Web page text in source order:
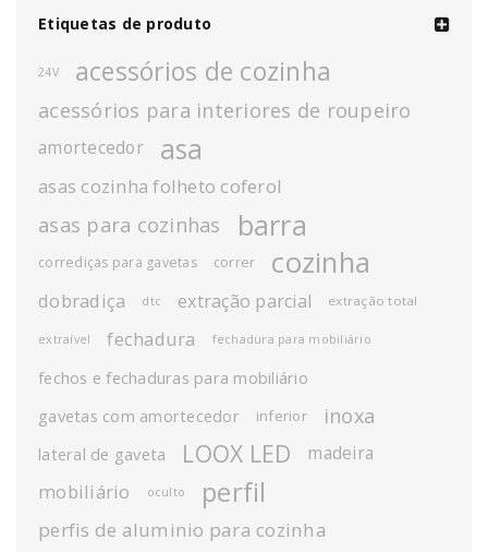
Etiquetas de produto
24V acessórios de cozinha
acessórios para interiores de roupeiro
amortecedor asa
asas cozinha folheto coferol
asas para cozinhas barra
corrediças para gavetas correr cozinha
dobradiça dtc extração parcial extração total
extraível fechadura fechadura para mobiliário
fechos e fechaduras para mobiliário
gavetas com amortecedor
inferior inoxa
lateral de gaveta LOOX LED madeira
mobiliário oculto perfil
perfis de aluminio para cozinha